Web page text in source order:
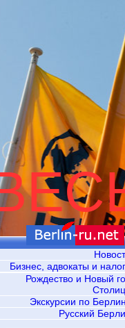
Бизнес, адвокаты и
Рождество и Новый
Экскурсии по
Русский